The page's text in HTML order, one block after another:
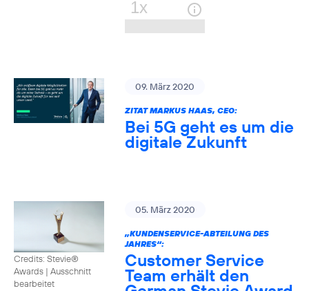
09. März 2020
ZITAT MARKUS HAAS, CEO:
Bei 5G geht es um die
digitale Zukunft
Credits: Stevie®
Awards | Ausschnitt
bearbeitet
05. März 2020
„KUNDENSERVICE-ABTEILUNG DES
JAHRES“:
Customer Service
Team erhält den